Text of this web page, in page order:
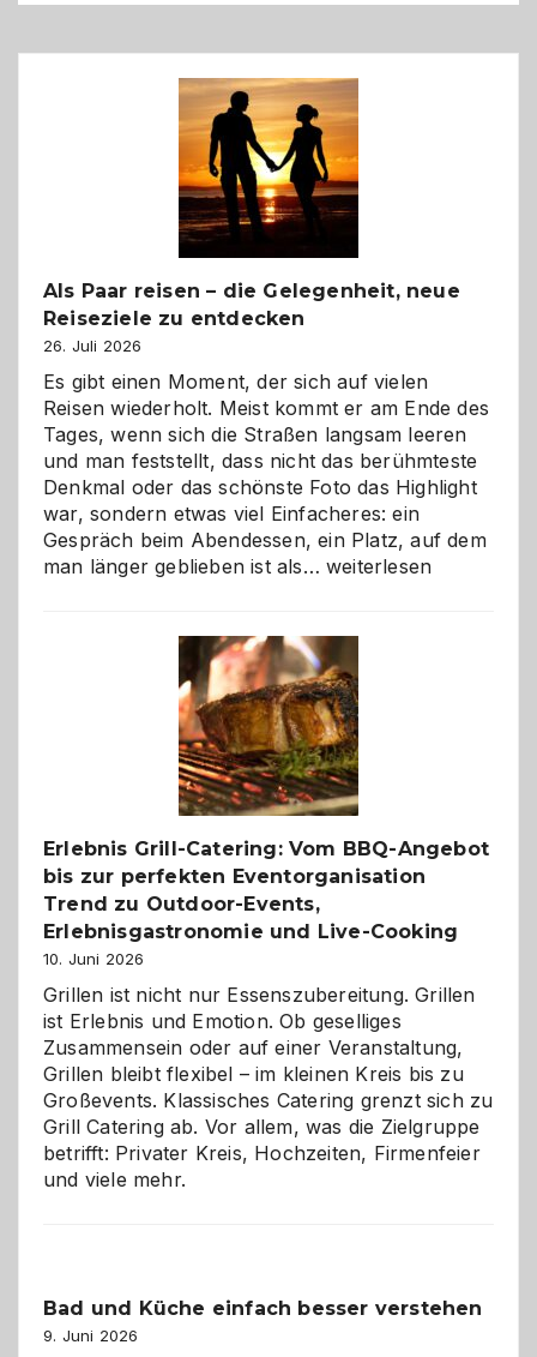
Als Paar reisen – die Gelegenheit, neue
Reiseziele zu entdecken
26. Juli 2026
Es gibt einen Moment, der sich auf vielen
Reisen wiederholt. Meist kommt er am Ende des
Tages, wenn sich die Straßen langsam leeren
und man feststellt, dass nicht das berühmteste
Denkmal oder das schönste Foto das Highlight
war, sondern etwas viel Einfacheres: ein
Gespräch beim Abendessen, ein Platz, auf dem
man länger geblieben ist als… Als
–
die
Gelegenheit,
neue
Reiseziele
zu
entdecken
weiterlesen
Erlebnis Grill-Catering: Vom BBQ-Angebot
bis zur perfekten Eventorganisation
Trend zu Outdoor-Events,
Erlebnisgastronomie und Live-Cooking
10. Juni 2026
Grillen ist nicht nur Essenszubereitung. Grillen
ist Erlebnis und Emotion. Ob geselliges
Zusammensein oder auf einer Veranstaltung,
Grillen bleibt flexibel – im kleinen Kreis bis zu
Großevents. Klassisches Catering grenzt sich zu
Grill Catering ab. Vor allem, was die Zielgruppe
betrifft: Privater Kreis, Hochzeiten, Firmenfeier
und viele mehr.
Bad und Küche einfach besser verstehen
9. Juni 2026